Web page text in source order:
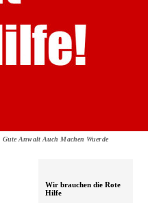
Gute Anwalt Auch Machen Wuerde
Wir brauchen die Rote
Hilfe